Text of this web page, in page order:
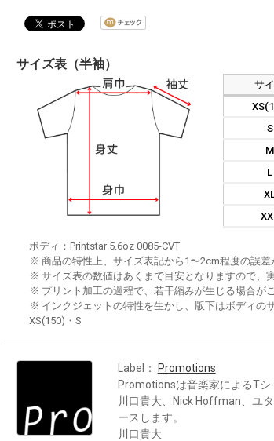
サイズ表（半袖）
サ
S
M
L
ボディ：Printstar 5.6oz 0085-CVT
※ 商品の特性上、サイズ表記から1〜2cm程度の誤差
※ サイズ表の数値はあくまで目安となりますので、
※ プリント加工の過程で、若干縮みが生じる場合がご
※ インクジェットの特性を生かし、版下はボディの
XS(150)・S
Label：
Promotions
Promotionsは音楽家によるTシ
川口貴大、Nick Hoffman、ユ
ースします。
川口貴大